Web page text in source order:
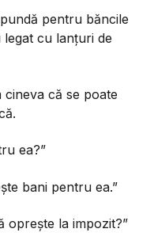
pentru băncile
cu lanțuri de
cineva că se poate
ea?”
bani pentru ea.”
oprește la impozit?”